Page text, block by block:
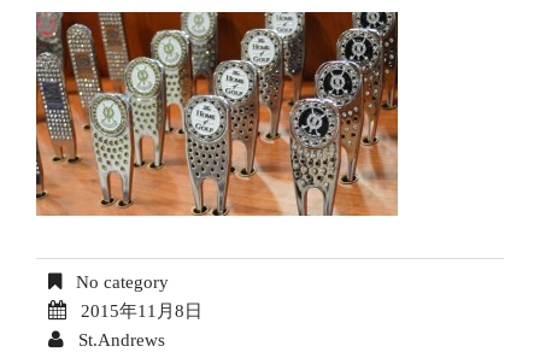
No category
2015年11月8日
St.Andrews